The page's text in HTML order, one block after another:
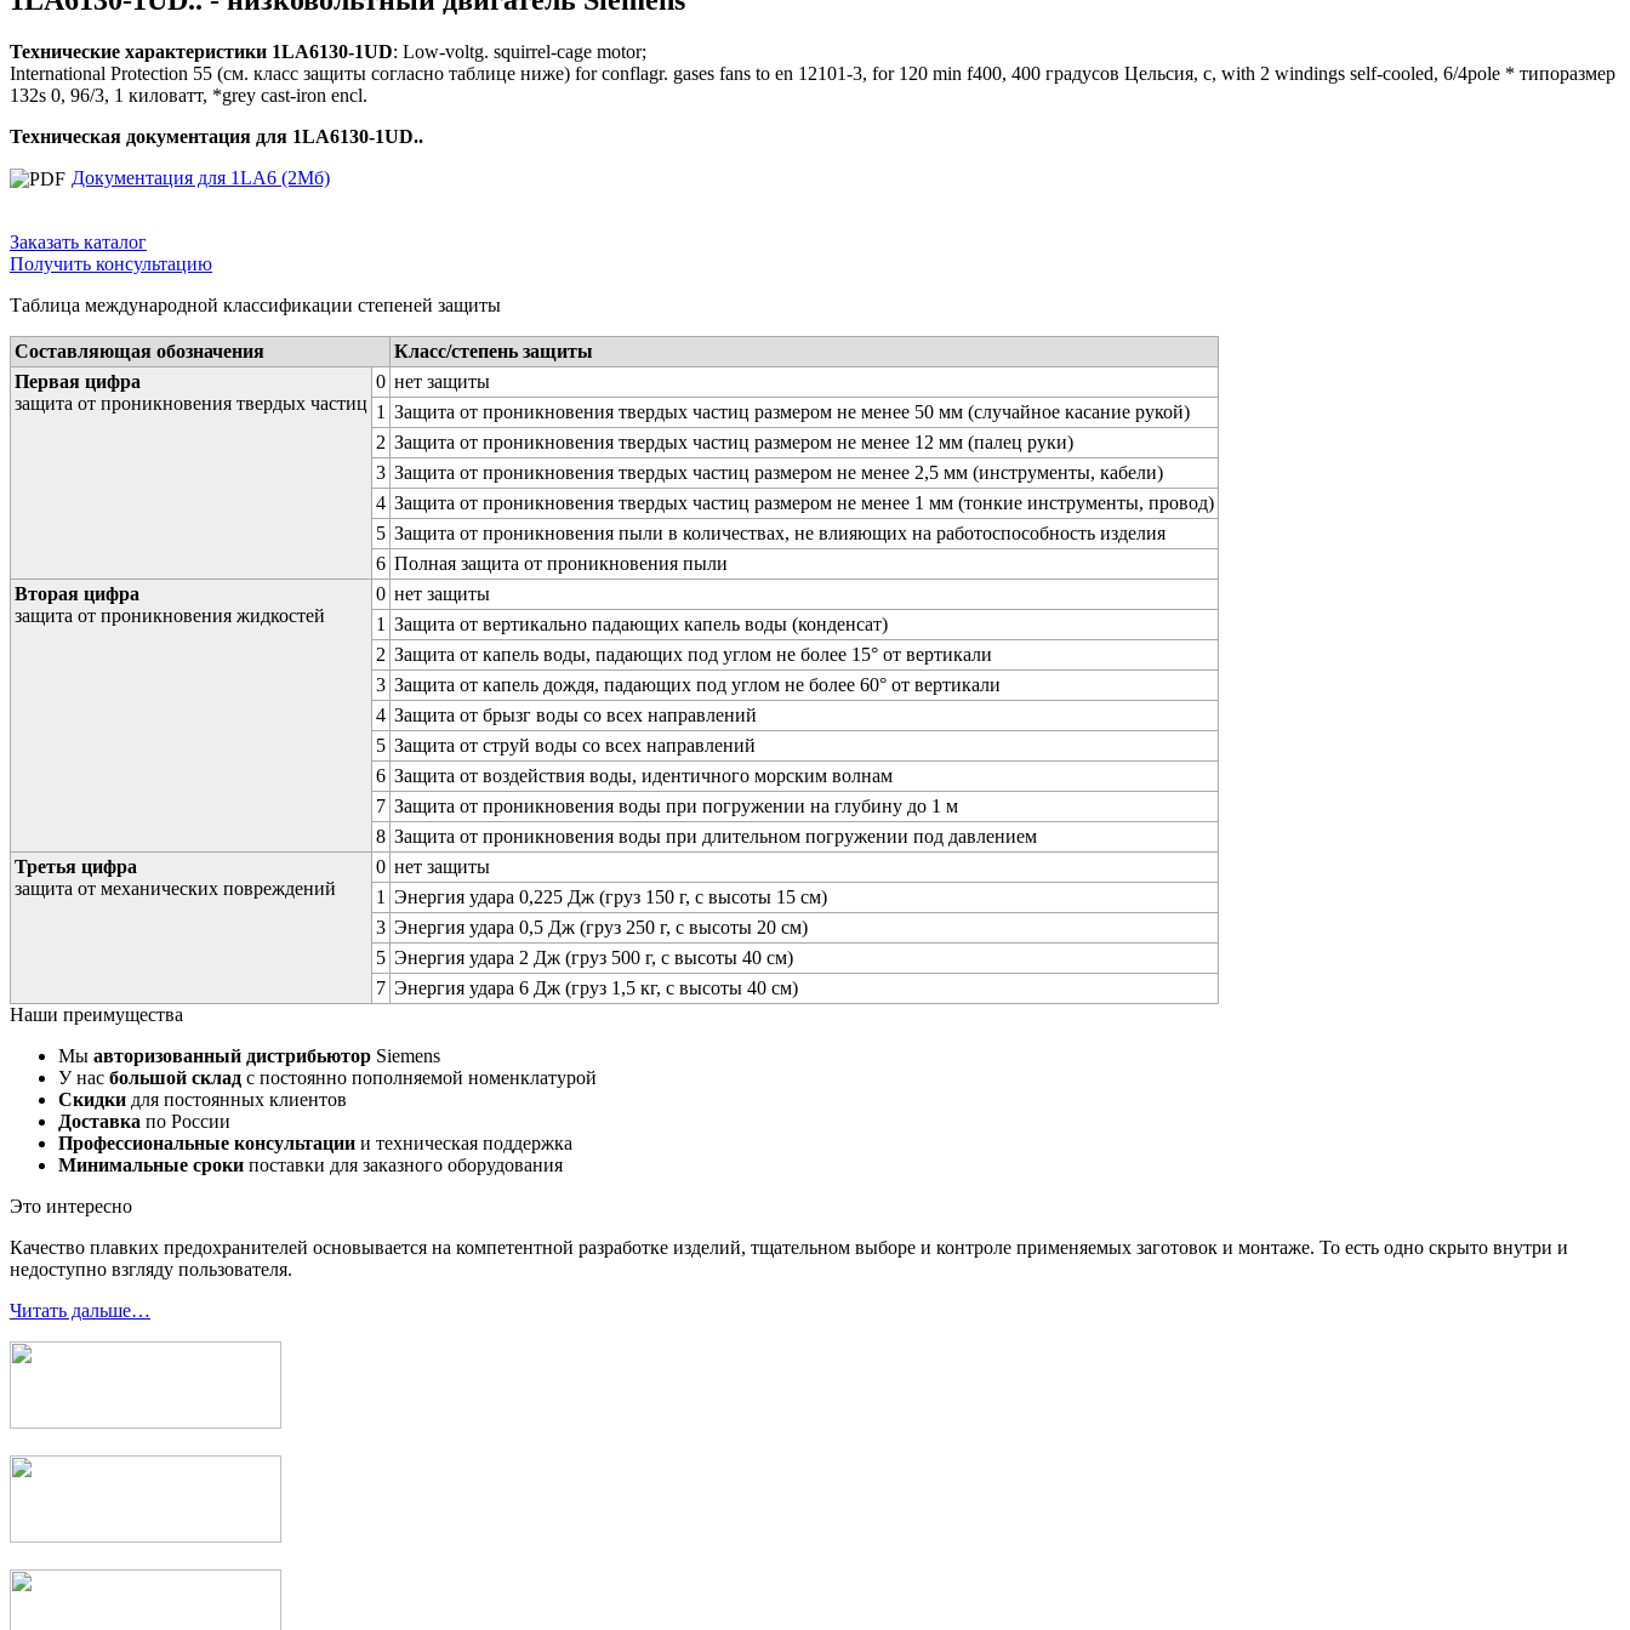
Технические характеристики 1LA6130-1UD: Low-voltg. squirrel-cage motor;
International Protection 55 (см. класс защиты согласно таблице ниже) for conflagr. gases fans to en 12101-3, for 120 min f400, 400 градусов Цельсия, c, with 2 windings self-cooled, 6/4pole * типоразмер
132s 0, 96/3, 1 киловатт, *grey cast-iron encl.
Техническая документация для 1LA6130-1UD..
Документация для 1LA6 (2Мб)
Заказать каталог
Получить консультацию
Таблица международной классификации степеней защиты
Составляющая обозначения
Класс/степень защиты
Первая цифра
защита от проникновения твердых частиц
0 нет защиты
1 Защита от проникновения твердых частиц размером не менее 50 мм (случайное касание рукой)
2 Защита от проникновения твердых частиц размером не менее 12 мм (палец руки)
3 Защита от проникновения твердых частиц размером не менее 2,5 мм (инструменты, кабели)
4 Защита от проникновения твердых частиц размером не менее 1 мм (тонкие инструменты, провод)
5 Защита от проникновения пыли в количествах, не влияющих на работоспособность изделия
6 Полная защита от проникновения пыли
Вторая цифра
защита от проникновения жидкостей
0 нет защиты
1 Защита от вертикально падающих капель воды (конденсат)
2 Защита от капель воды, падающих под углом не более 15° от вертикали
3 Защита от капель дождя, падающих под углом не более 60° от вертикали
4 Защита от брызг воды со всех направлений
5 Защита от струй воды со всех направлений
6 Защита от воздействия воды, идентичного морским волнам
7 Защита от проникновения воды при погружении на глубину до 1 м
8 Защита от проникновения воды при длительном погружении под давлением
Третья цифра
защита от механических повреждений
0 нет защиты
1 Энергия удара 0,225 Дж (груз 150 г, с высоты 15 см)
3 Энергия удара 0,5 Дж (груз 250 г, с высоты 20 см)
5 Энергия удара 2 Дж (груз 500 г, с высоты 40 см)
7 Энергия удара 6 Дж (груз 1,5 кг, с высоты 40 см)
Наши преимущества
Мы авторизованный дистрибьютор Siemens
У нас большой склад с постоянно пополняемой номенклатурой
Скидки для постоянных клиентов
Доставка по России
Профессиональные консультации и техническая поддержка
Минимальные сроки поставки для заказного оборудования
Это интересно
Качество плавких предохранителей основывается на компетентной разработке изделий, тщательном выборе и контроле применяемых заготовок и монтаже. То есть одно скрыто внутри и
недоступно взгляду пользователя.
Читать дальше…